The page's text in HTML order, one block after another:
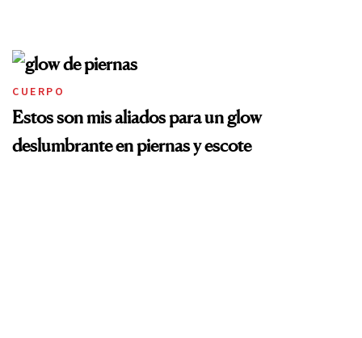
CUERPO
Estos son mis aliados para un glow
deslumbrante en piernas y escote